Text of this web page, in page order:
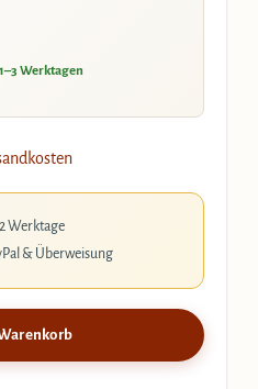
Werktagen
Werktage
& Überweisung